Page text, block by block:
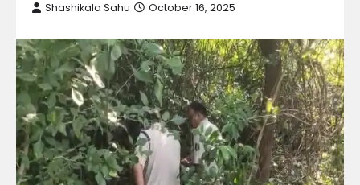
Shashikala Sahu October 16, 2025